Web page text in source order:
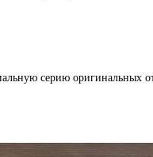
серию оригинальных